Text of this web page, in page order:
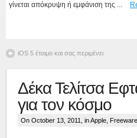
εξαφανίζει :)Μπορείτε να κατεβάσετε την
iOS 5 έτοιμο και σας περιμένει
Δέκα Τελίτσα
για τον κόσμο
On October 13, 2011, inApple Freeware